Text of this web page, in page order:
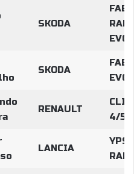
SKODA
EVO
SKODA
EVO
RENAULT
4/5
LANCIA